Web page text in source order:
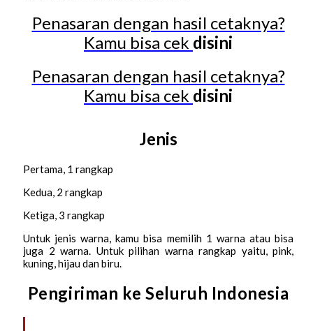
Penasaran dengan hasil cetaknya?
Kamu bisa cek disini
Penasaran dengan hasil cetaknya?
Kamu bisa cek disini
Jenis
Pertama, 1 rangkap
Kedua, 2 rangkap
Ketiga, 3 rangkap
Untuk jenis warna, kamu bisa memilih 1 warna atau bisa
juga 2 warna. Untuk pilihan warna rangkap yaitu, pink,
kuning, hijau dan biru.
Pengiriman ke Seluruh Indonesia